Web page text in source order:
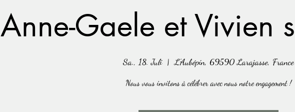
Anne-Gaele et Vivien
Sa., 18. Juli
  |
L'Aubépin, 69590 Larajasse, France
Nous vous invitons à célébrer avec nous notre engagement !